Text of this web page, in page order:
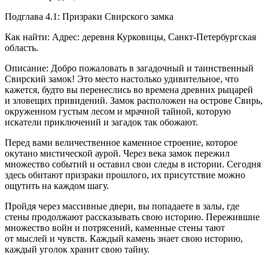
Подглава 4.1: Призраки Свирского замка
Как найти: Адрес: деревня Курковицы, Санкт-Петербургская
область.
Описание: Добро пожаловать в загадочный и таинственный
Свирский замок! Это место настолько удивительное, что
кажется, будто вы перенеслись во времена древних рыцарей
и зловещих привидений. Замок расположен на острове Свирь,
окруженном густым лесом и мрачной тайной, которую
искатели приключений и загадок так обожают.
Перед вами величественное каменное строение, которое
окутано мистической аурой. Через века замок пережил
множество событий и оставил свои следы в истории. Сегодня
здесь обитают призраки прошлого, их присутствие можно
ощутить на каждом шагу.
Пройдя через массивные двери, вы попадаете в залы, где
стены продолжают рассказывать свою историю. Пережившие
множество войн и потрясений, каменные стены тают
от мыслей и чувств. Каждый камень знает свою историю,
каждый уголок хранит свою тайну.